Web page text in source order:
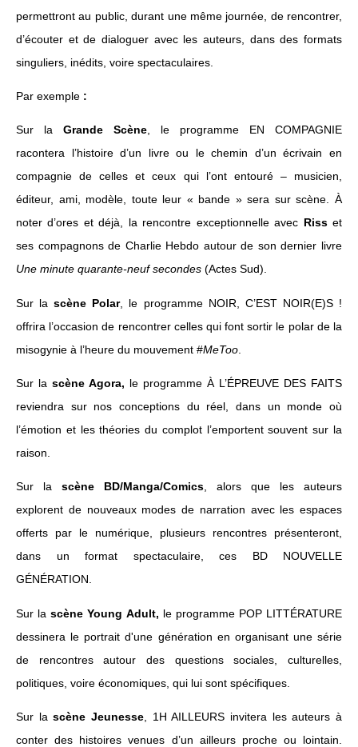
permettront au public, durant une même journée, de rencontrer,
d’écouter et de dialoguer avec les auteurs, dans des formats
singuliers, inédits, voire spectaculaires.
Par exemple :
Sur la Grande Scène, le programme EN COMPAGNIE
racontera l’histoire d’un livre ou le chemin d’un écrivain en
compagnie de celles et ceux qui l’ont entouré – musicien,
éditeur, ami, modèle, toute leur « bande » sera sur scène. À
noter d’ores et déjà, la rencontre exceptionnelle avec Risset
ses compagnons de Charlie Hebdo autour de son dernier livre
Une minute quarante-neuf secondes (Actes Sud).
Sur lascène Polar, le programme NOIR, C’EST NOIR(E)S !
offrira l’occasion de rencontrer celles qui font sortir le polar de la
misogynie à l’heure du mouvement #MeToo
Sur la scène Agora, le programme À L’ÉPREUVE DES FAITS
reviendra sur nos conceptions du réel, dans un monde où
l’émotion et les théories du complot l’emportent souvent sur la
raison.
Sur la scène BD/Manga/Comics, alors que les auteurs
explorent de nouveaux modes de narration avec les espaces
offerts par le numérique, plusieurs rencontres présenteront,
dans un format spectaculaire, ces BD NOUVELLE
GÉNÉRATION.
Sur lascène Young Adult, le programme POP LITTÉRATURE
dessinera le portrait d'une génération en organisant une série
de rencontres autour des questions sociales, culturelles,
politiques, voire économiques, qui lui sont spécifiques.
Sur lascène Jeunesse , 1H AILLEURS invitera les auteurs à
conter des histoires venues d’un ailleurs proche ou lointain.